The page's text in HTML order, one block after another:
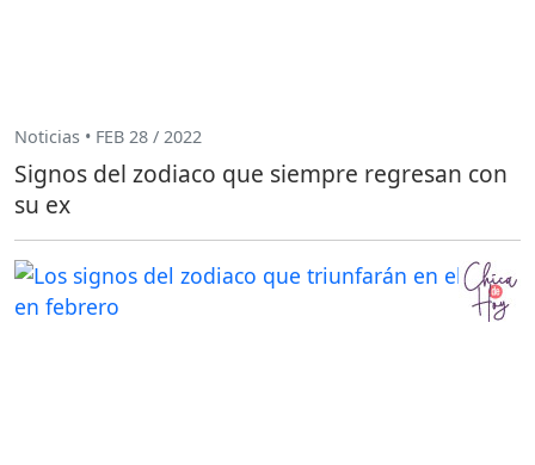
Noticias • FEB 28 / 2022
Signos del zodiaco que siempre regresan con
su ex